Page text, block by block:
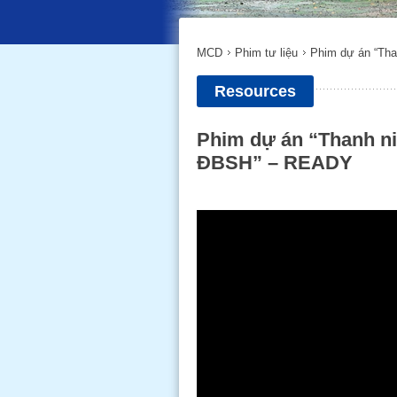
MCD Phim tư liệu Phim dự án
Resources
Phim dự án “Thanh
ĐBSH” – READY